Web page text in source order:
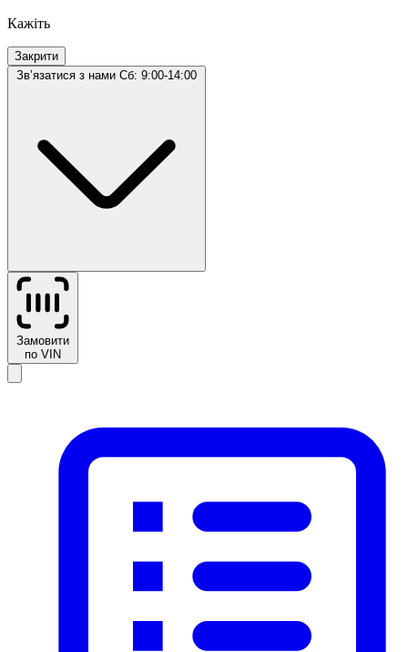
Кажіть
Закрити
Звʼязатися з нами Сб: 9:00-14:00
Замовити
по VIN